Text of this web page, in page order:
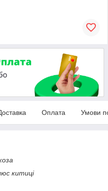
Оплата Умови
китиці